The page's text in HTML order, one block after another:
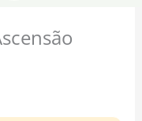
n
t
e